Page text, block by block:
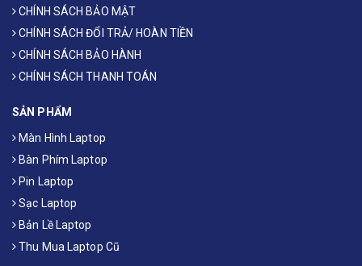
CHÍNH SÁCH BẢO MẬT
CHÍNH SÁCH ĐỔI TRẢ/ HOÀN TIỀN
CHÍNH SÁCH BẢO HÀNH
CHÍNH SÁCH THANH TOÁN
SẢN PHẨM
Màn Hình Laptop
Bàn Phím Laptop
Pin Laptop
Sạc Laptop
Bản Lề Laptop
Thu Mua Laptop Cũ